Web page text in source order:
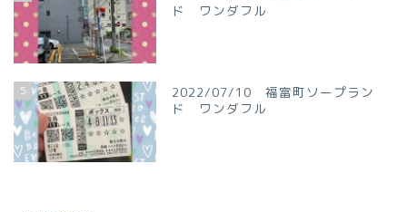
ド ワンダフル
5
2022/07/10 福富町ソープラン
ド ワンダフル